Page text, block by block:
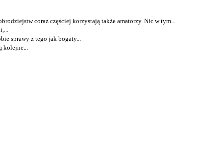
coraz częściej korzystają także amatorzy. Nic w tym...
sprawy z tego jak bogaty...